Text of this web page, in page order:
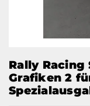
Rally
Grafiken 2